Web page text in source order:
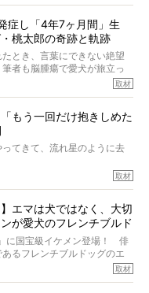
たくさんのフレブルアカウ
が『FRENCH BULLDOG
も、その中の一頭。
魅力を語っていただきまし
ってた以上！ ガチ中のガチ
症し「4年7ヶ月間」生
桃太郎の奇跡と軌跡
とき、言葉にできない絶望
者も脳腫瘍で愛犬が旅立っ
ほど厄介で困難な病気かを理
発症から1年生存すれば素晴ら
グの桃太郎は9歳で脳腫瘍を発
抜いたのです。旅立ったと
ェンド級のレジェンドでし
一度も発作が起きなかったと
グだけでなく、脳腫瘍と闘う
えるに違いありません。桃
んご夫婦に、治療の選択やケ
がいました。
取材
もう一回だけ抱きしめた
てきて、流れ星のように去
について考えたいし、泣き出
ことはできないが、話をき
もいいだろう。
子だった、ほんとうに愛し
自宅へ伺って、お話をきこう
取材
エマは犬ではなく、大切
が愛犬のフレンチブルド
に国宝級イケメン登場！ 俳
るフレンチブルドッグのエ
ロメロとの情報を聞きつけ、
ル愛をたっぷり語っていただ
取材